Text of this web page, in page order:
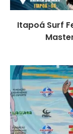
Itapoá Surf